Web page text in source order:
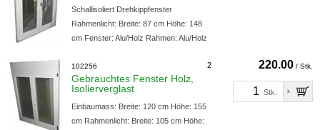
Schallisoliert Drehkippfenster
Rahmenlicht: Breite: 87 cm Höhe: 148
cm Fenster: Alu/Holz Rahmen: Alu/Holz
2
102256
Gebrauchtes Fenster Holz,
Isolierverglast
Einbaumass: Breite: 120 cm Höhe: 155
cm Rahmenlicht: Breite: 105 cm Höhe:
220.00 / Stk.
Stk.